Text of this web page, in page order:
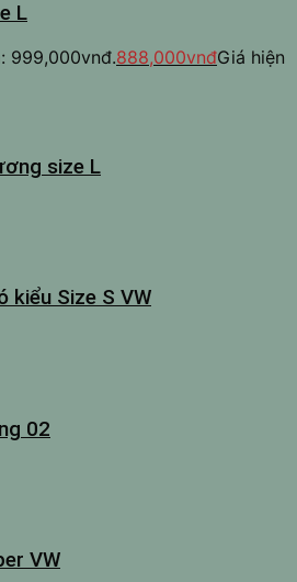
L
999,000vnđ.888,000vnđGiá hiện
size L
kiểu Size S VW
02
VW